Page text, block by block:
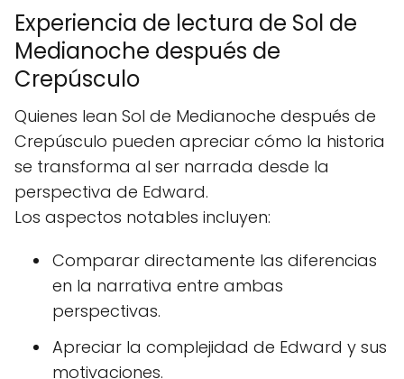
Experiencia de lectura de Sol de
Medianoche después de
Crepúsculo
Quienes lean Sol de Medianoche después de
Crepúsculo pueden apreciar cómo la historia
se transforma al ser narrada desde la
perspectiva de Edward.
Los aspectos notables incluyen:
Comparar directamente las diferencias
en la narrativa entre ambas
perspectivas.
Apreciar la complejidad de Edward y sus
motivaciones.